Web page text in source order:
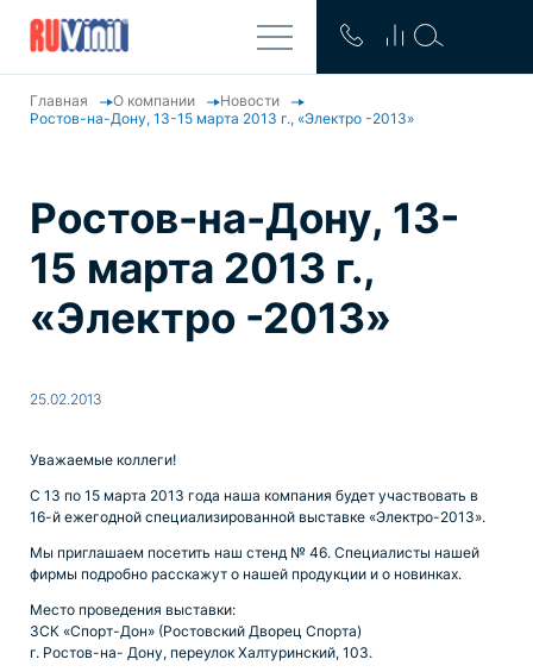
Главная О компании
Новости
Ростов-на-Дону, 13-15 марта 2013 г., «Электро -2013»
Ростов-на-Дону, 13-
15 марта 2013 г.,
«Электро -2013»
25.02.2013
Уважаемые коллеги!
С 13 по 15 марта 2013 года наша компания будет участвовать в
16-й ежегодной специализированной выставке «Электро-2013».
Мы приглашаем посетить наш стенд № 46. Специалисты нашей
фирмы подробно расскажут о нашей продукции и о новинках.
Место проведения выставки:
ЗСК «Спорт-Дон» (Ростовский Дворец Спорта)
г. Ростов-на- Дону, переулок Халтуринский, 103.